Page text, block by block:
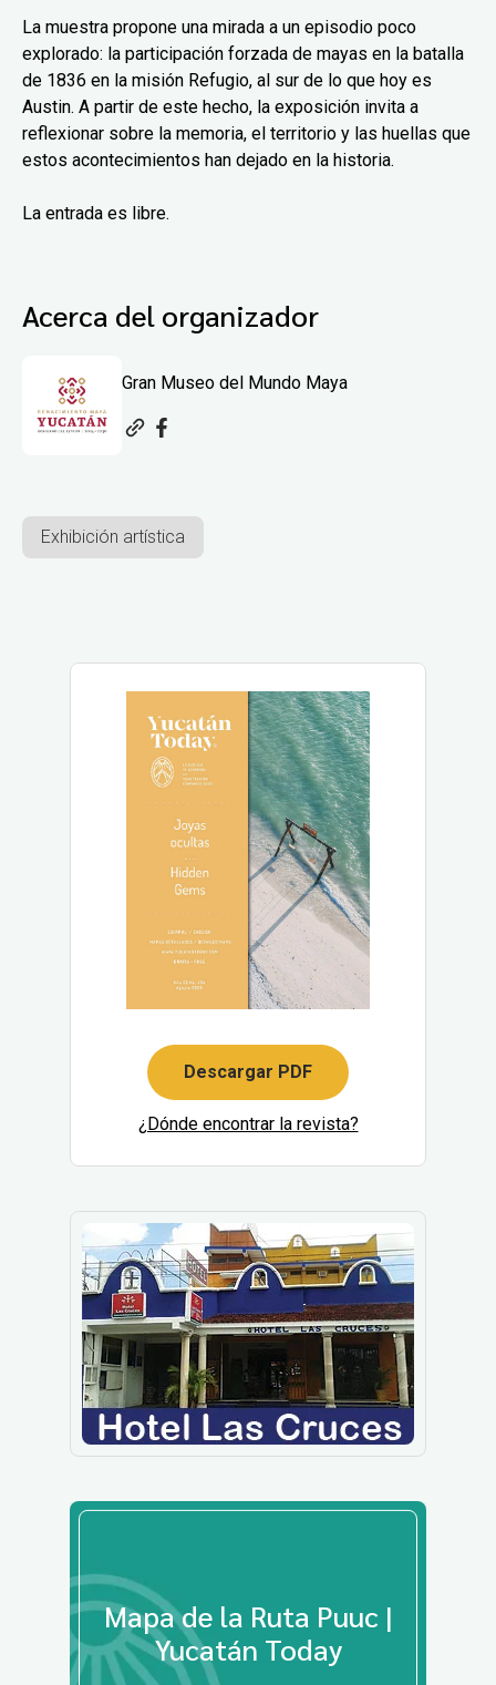
La muestra propone una mirada a un episodio poco
explorado: la participación forzada de mayas en la batalla
de 1836 en la misión Refugio, al sur de lo que hoy es
Austin. A partir de este hecho, la exposición invita a
reflexionar sobre la memoria, el territorio y las huellas que
estos acontecimientos han dejado en la historia.
La entrada es libre.
Acerca del organizador
Gran Museo del Mundo Maya
Exhibición artística
Descargar PDF
¿Dónde encontrar la revista?
Mapa de la Ruta Puuc |
Yucatán Today